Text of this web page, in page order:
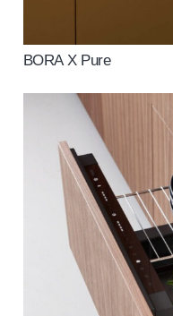
BORA X Pure